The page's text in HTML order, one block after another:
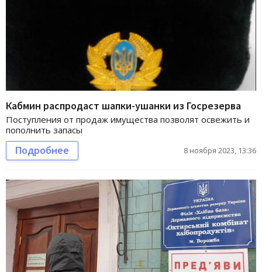
Кабмин распродаст шапки-ушанки из Госрезерва
Поступления от продаж имущества позволят освежить и
пополнить запасы
Подробнее 8 ноября 2023, 13:36